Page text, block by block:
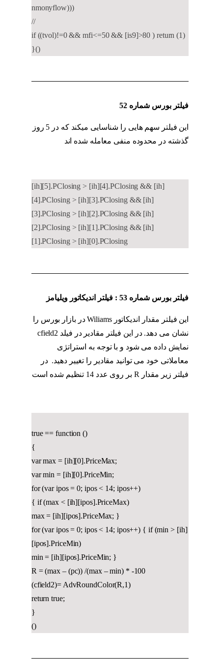
nmonyflow)))
//
if ((tvol)!=0 && mfi<=50 && [is9]>80 ) return (1)
}()
فیلتر بورس شماره 52
این فیلتر سهم هایی را شناسایی میکند که در 5 روز
گذشته در محدوده منفی معامله شده اند
[ih][5].PClosing > [ih][4].PClosing && [ih]
[4].PClosing > [ih][3].PClosing && [ih]
[3].PClosing > [ih][2].PClosing && [ih]
[2].PClosing > [ih][1].PClosing && [ih]
[1].PClosing > [ih][0].PClosing
فیلتر بورس شماره 53 : فیلتر اندیکاتور ویلیامز
این فیلتر مقدار اندیکاتور Wiliams در بازار بورس را
نشان می دهد. در این فیلتر مقادیر در فیلد cfield2
نمایش داده می شود و با توجه به استراتژی
معاملاتی خود می توانید مقادیر را تغییر دهید. در
فیلتر زیر مقدار R بر روی عدد 14 تنظیم شده است
true == function ()
{
var max = [ih][0].PriceMax;
var min = [ih][0].PriceMin;
for (var ipos = 0; ipos < 14; ipos++)
{ if (max < [ih][ipos].PriceMax)
max = [ih][ipos].PriceMax; }
for (var ipos = 0; ipos < 14; ipos++) { if (min > [ih]
[ipos].PriceMin)
min = [ih][ipos].PriceMin; }
R = (max – (pc)) /(max – min) * -100
(cfield2)= AdvRoundColor(R,1)
return true;
}
()